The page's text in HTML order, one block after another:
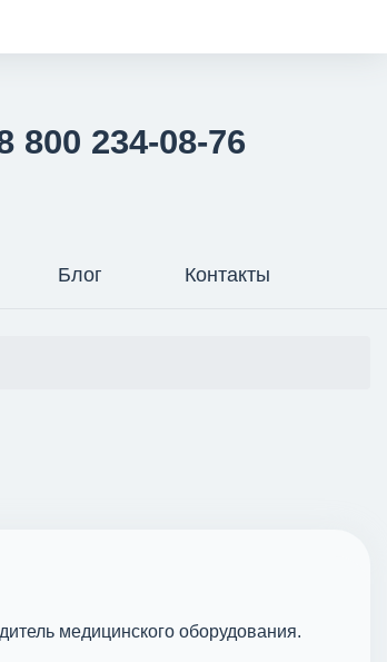
800 234-08-76
Блог Контакты
медицинского оборудования.